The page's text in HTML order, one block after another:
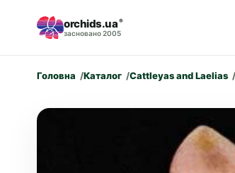
orchids.ua ®
засновано 2005
Головна Каталог Cattleyas and Laelias